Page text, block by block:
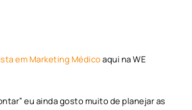
em Marketing Médicoaqui na WE
eu ainda gosto muito de planejar as